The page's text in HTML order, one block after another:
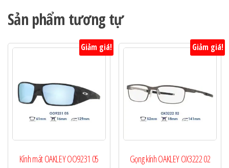
Sản phẩm tương tự
Giảm giá!
Kính mát OAKLEY OO9231 05
Giảm giá!
Gọng kính OAKLEY OX3222 02